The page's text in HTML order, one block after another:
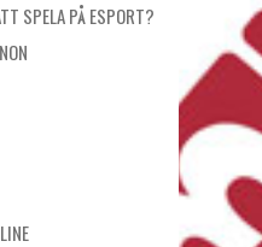
SPELA PÅ ESPORT?